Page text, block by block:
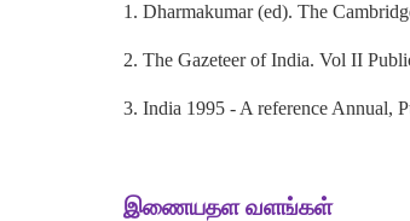
1. Dharmakumar (ed). The
2. The Gazeteer of India. Vol II
3. India 1995 - A reference Annual,
இணையதள வளங்கள்